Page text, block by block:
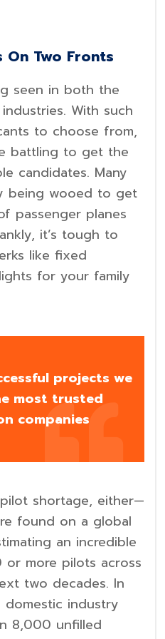
Two Fronts
seen in both the
With such
to choose from,
battling to get the
candidates. Many
being wooed to get
passenger planes
it’s tough to
like fixed
for your family
projects we
most trusted
companies
shortage, either—
found on a global
an incredible
more pilots across
two decades. In
industry
8,000 unfilled